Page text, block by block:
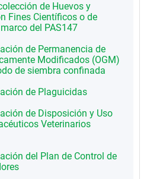
de Huevos y
Fines Científicos o de
del PAS147
de Permanencia de
Modificados (OGM)
de siembra confinada
de Plaguicidas
de Disposición y Uso
Veterinarios
del Plan de Control de